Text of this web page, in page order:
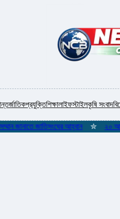
প্রযুক্তিশিক্ষালাইফস্টাইলকৃষি সংবাদ
জাতিসংঘের আহ্বান ✮ ২০ আগস্ট